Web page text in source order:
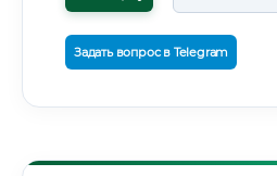
Задать вопрос в Telegram